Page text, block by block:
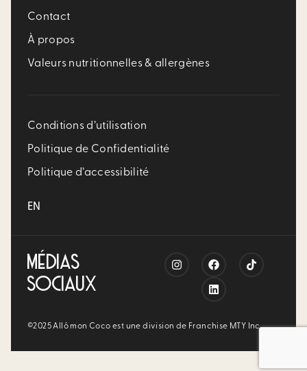
Contact
À propos
Valeurs nutritionnelles & allergènes
Conditions d’utilisation
Politique de Confidentialité
Politique d’accessibilité
EN
MÉDIAS
SOCIAUX
©2025 Allô mon Coco est une division de Franchise MTY Inc.